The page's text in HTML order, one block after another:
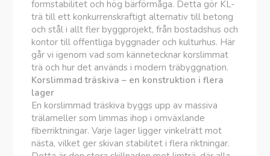
formstabilitet och hög bärförmåga. Detta gör KL-
trä till ett konkurrenskraftigt alternativ till betong
och stål i allt fler byggprojekt, från bostadshus och
kontor till offentliga byggnader och kulturhus. Här
går vi igenom vad som kännetecknar korslimmat
trä och hur det används i modern träbyggnation.
Korslimmad träskiva – en konstruktion i flera
lager
En korslimmad träskiva byggs upp av massiva
trälameller som limmas ihop i omväxlande
fiberriktningar. Varje lager ligger vinkelrätt mot
nästa, vilket ger skivan stabilitet i flera riktningar.